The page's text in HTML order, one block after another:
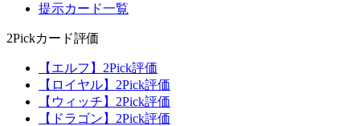
提示カード一覧
2Pickカード評価
【エルフ】2Pick評価
【ロイヤル】2Pick評価
【ウィッチ】2Pick評価
【ドラゴン】2Pick評価